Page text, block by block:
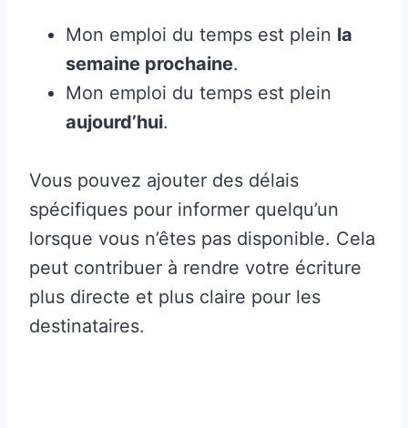
Mon emploi du temps est plein la
semaine prochaine.
Mon emploi du temps est plein
aujourd’hui.
Vous pouvez ajouter des délais
spécifiques pour informer quelqu’un
lorsque vous n’êtes pas disponible. Cela
peut contribuer à rendre votre écriture
plus directe et plus claire pour les
destinataires.